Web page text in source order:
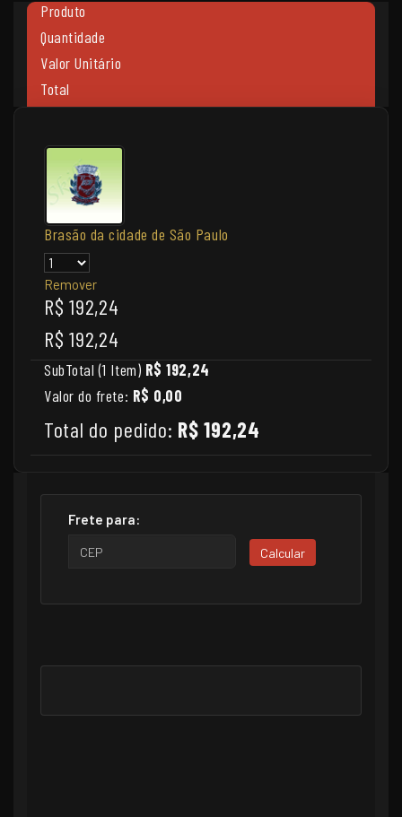
Produto
Quantidade
Valor Unitário
Total
Brasão da cidade de São Paulo
Remover
R$ 192,24
R$ 192,24
SubTotal (1 Item) R$ 192,24
Valor do frete: R$ 0,00
Total do pedido: R$ 192,24
Frete para:
Calcular